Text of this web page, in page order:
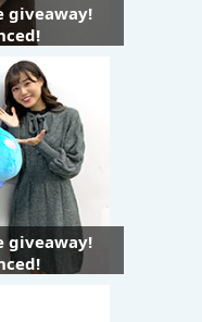
giveaway!
giveaway!